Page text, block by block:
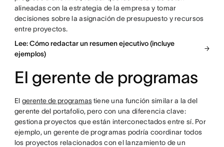
alineadas con la estrategia de la empresa y tomar
decisiones sobre la asignación de presupuesto y recursos
entre proyectos.
Lee: Cómo redactar un resumen ejecutivo (incluye
ejemplos)
El gerente de programas
El gerente de programastiene una función similar a la del
gerente del portafolio, pero con una diferencia clave:
gestiona proyectos que están interconectados entre sí. Por
ejemplo, un gerente de programas podría coordinar todos
los proyectos relacionados con el lanzamiento de un